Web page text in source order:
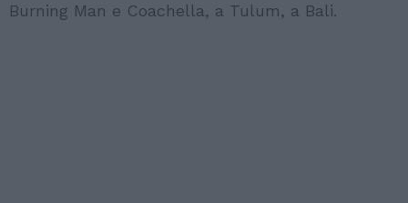
Burning Man e Coachella, a Tulum, a Bali.